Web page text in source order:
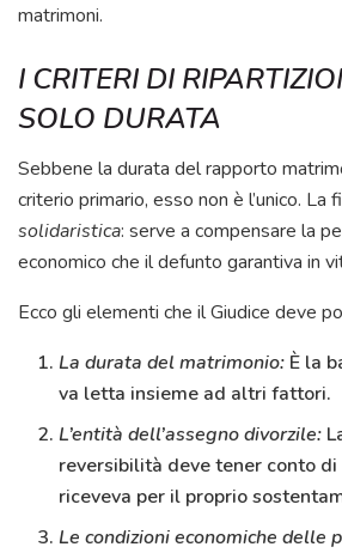
matrimoni.
I CRITERI DI
SOLO DURATA
Sebbene la durata del rapporto
criterio primario, esso non è l’unico. La
solidaristica: serve a compensare la
economico che il defunto garantiva in
Ecco gli elementi che il Giudice deve
La durata del matrimonio: È la
va letta insieme ad altri fattori.
L’entità dell’assegno divorzile:
reversibilità deve tener conto di
riceveva per il proprio
Le condizioni economiche delle